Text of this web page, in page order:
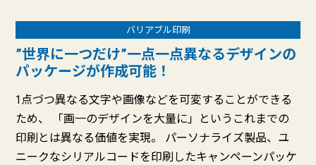
バリアブル印刷
”世界に一つだけ”一点一点異なるデザインの
パッケージが作成可能！
1点づつ異なる文字や画像などを可変することができる
ため、 「画一のデザインを大量に」というこれまでの
印刷とは異なる価値を実現。 パーソナライズ製品、ユ
ニークなシリアルコードを印刷したキャンペーンパッケ